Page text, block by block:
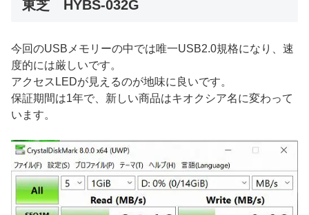
東芝 HYBS-032G
今回のUSBメモリーの中では唯一USB2.0規格になり、速
度的には厳しいです。
アクセスLEDが見えるのが地味に良いです。
保証期間は1年で、新しい商品はキオクシア名に変わって
います。